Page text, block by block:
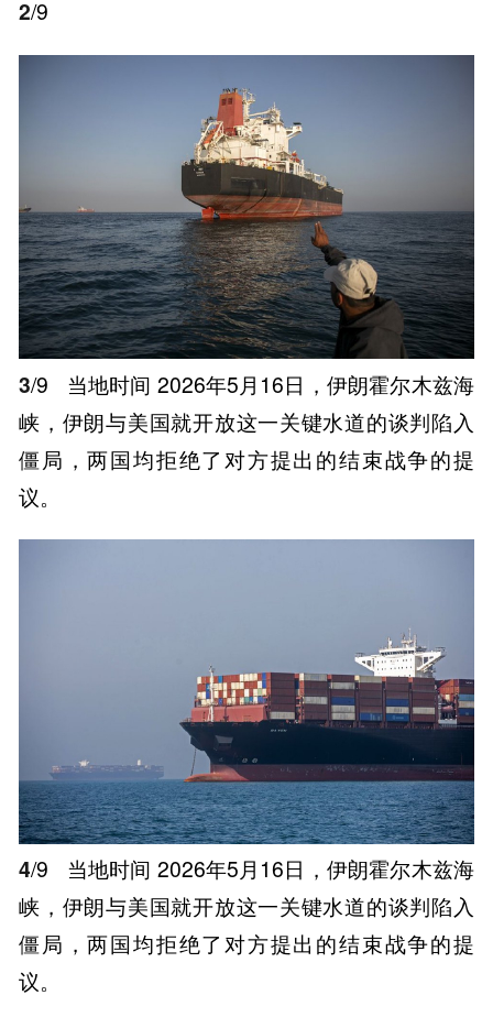
2/9
3/9
当地时间 2026年5月16日，伊朗霍尔木兹海
峡，伊朗与美国就开放这一关键水道的谈判陷入
僵局，两国均拒绝了对方提出的结束战争的提
议。
4/9
当地时间 2026年5月16日，伊朗霍尔木兹海
峡，伊朗与美国就开放这一关键水道的谈判陷入
僵局，两国均拒绝了对方提出的结束战争的提
议。